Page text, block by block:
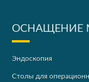
ОСНАЩЕНИЕ
Эндоскопия
Столы для